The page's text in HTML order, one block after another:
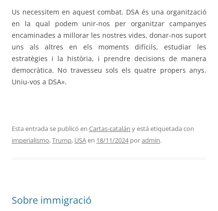
Us necessitem en aquest combat. DSA és una organització
en la qual podem unir-nos per organitzar campanyes
encaminades a millorar les nostres vides, donar-nos suport
uns als altres en els moments difícils, estudiar les
estratègies i la història, i prendre decisions de manera
democràtica. No travesseu sols els quatre propers anys.
Uniu-vos a DSA».
Esta entrada se publicó en Cartas-catalán y está etiquetada con
imperialismo,Trump, USAen 18/11/2024poradmin.
Sobre immigració